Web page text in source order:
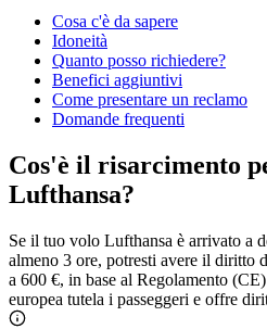
Cosa c'è da sapere
Idoneità
Quanto posso richiedere?
Benefici aggiuntivi
Come presentare un reclamo
Domande frequenti
Cos'è il risarcimento
Lufthansa?
Se il tuo volo Lufthansa è arrivato a
almeno 3 ore, potresti avere il diritto
a 600 €, in base al Regolamento
europea tutela i passeggeri e offre